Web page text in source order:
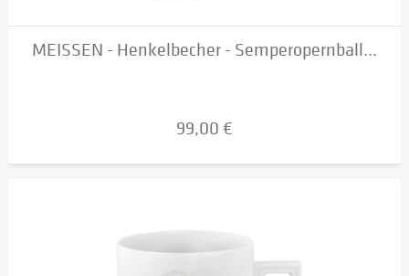
MEISSEN - Henkelbecher - Semperopernball...
99,00 €